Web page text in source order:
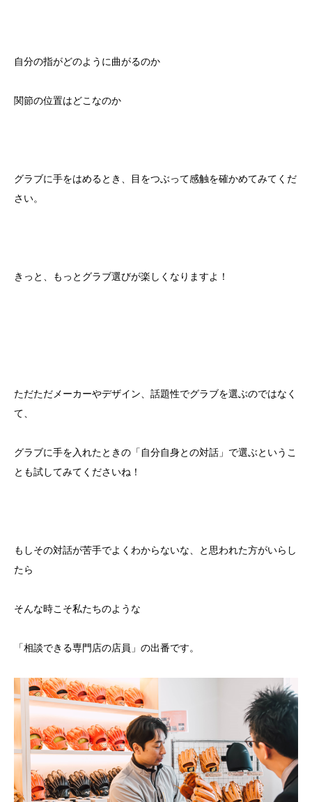
自分の指がどのように曲がるのか
関節の位置はどこなのか
グラブに手をはめるとき、目をつぶって感触を確かめてみてくだ
さい。
きっと、もっとグラブ選びが楽しくなりますよ！
ただただメーカーやデザイン、話題性でグラブを選ぶのではなく
て、
グラブに手を入れたときの「自分自身との対話」で選ぶというこ
とも試してみてくださいね！
もしその対話が苦手でよくわからないな、と思われた方がいらし
たら
そんな時こそ私たちのような
「相談できる専門店の店員」の出番です。